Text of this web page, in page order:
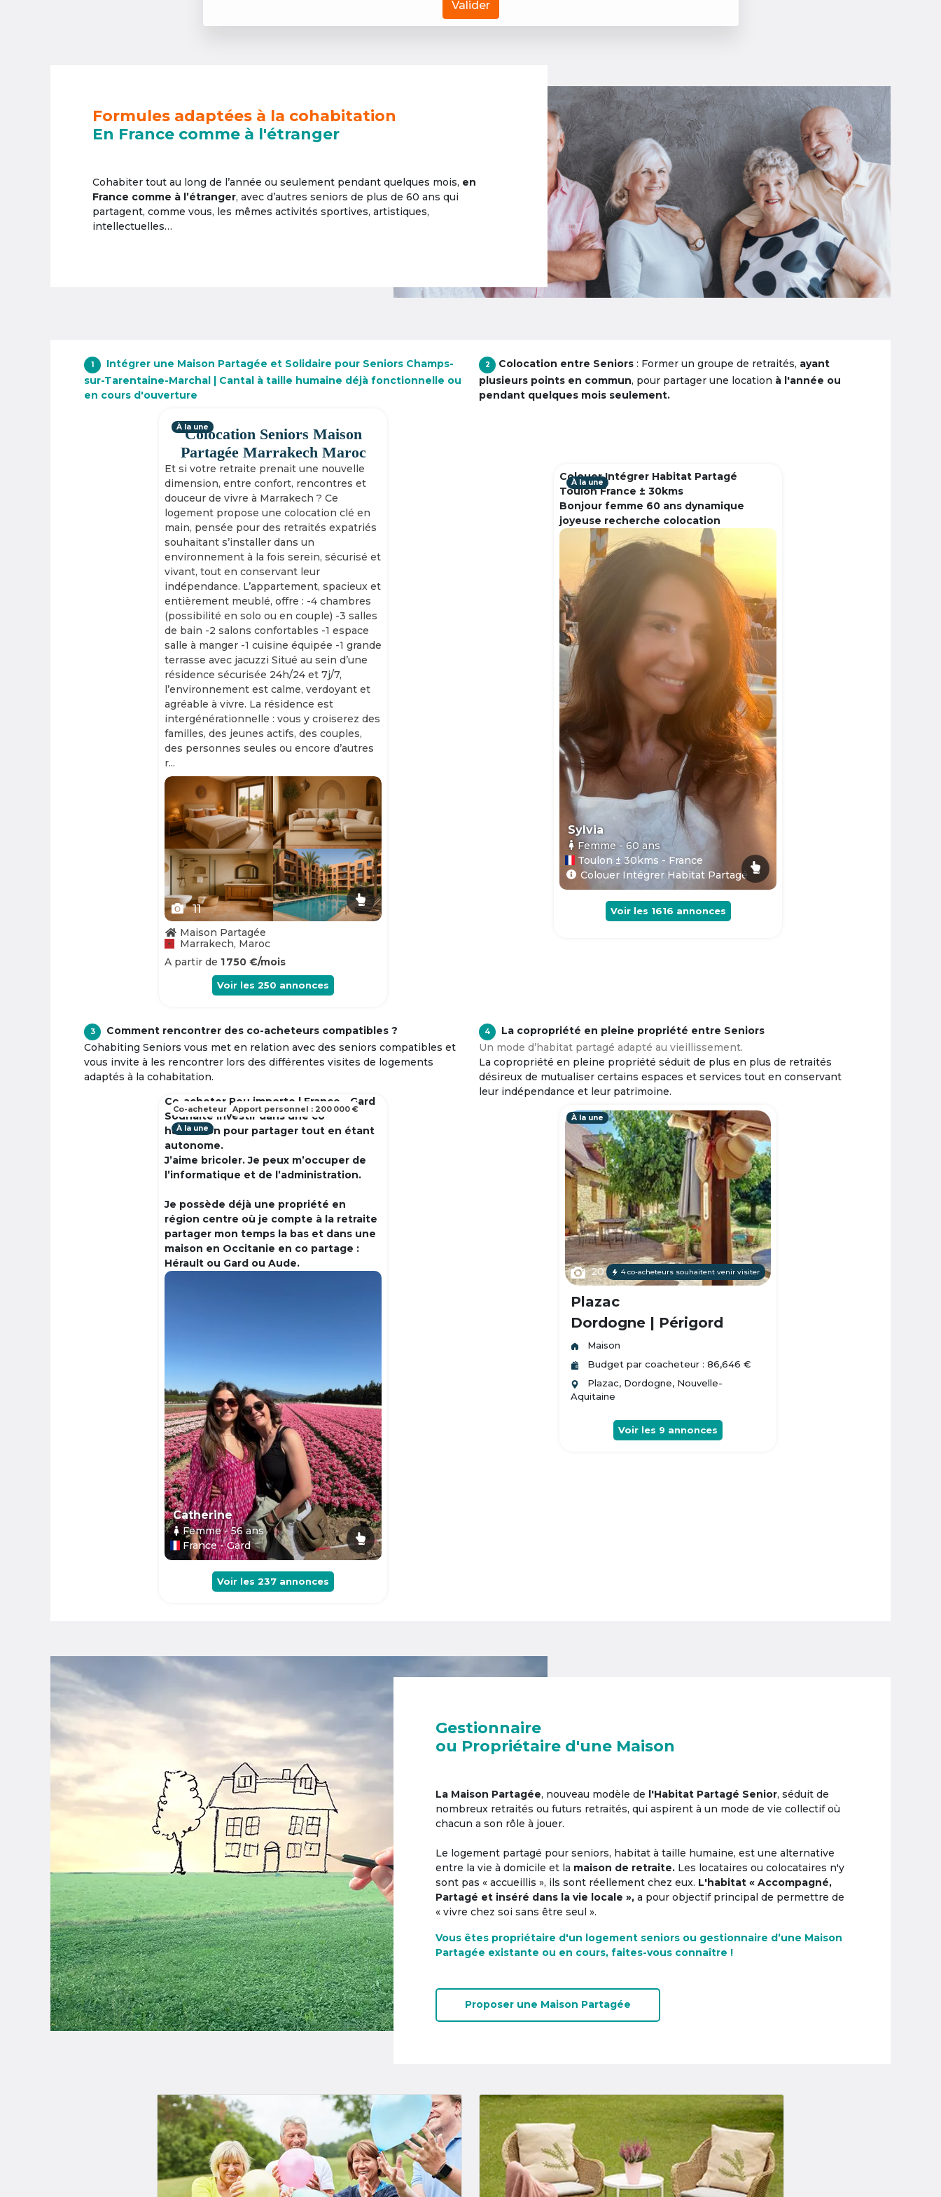
Valider
Formules adaptées à la cohabitation
En France comme à l'étranger
Cohabiter tout au long de l’année ou seulement pendant quelques mois, en
France comme à l’étranger, avec d’autres seniors de plus de 60 ans qui
partagent, comme vous, les mêmes activités sportives, artistiques,
intellectuelles…
1
Intégrer une Maison Partagée et Solidaire pour Seniors Champs-
sur-Tarentaine-Marchal | Cantal à taille humaine déjà fonctionnelle ou
en cours d'ouverture
Colocation Seniors Maison
Partagée Marrakech Maroc
Et si votre retraite prenait une nouvelle
dimension, entre confort, rencontres et
douceur de vivre à Marrakech ? Ce
logement propose une colocation clé en
main, pensée pour des retraités expatriés
souhaitant s’installer dans un
environnement à la fois serein, sécurisé et
vivant, tout en conservant leur
indépendance. L’appartement, spacieux et
entièrement meublé, offre : -4 chambres
(possibilité en solo ou en couple) -3 salles
de bain -2 salons confortables -1 espace
salle à manger -1 cuisine équipée -1 grande
terrasse avec jacuzzi Situé au sein d’une
résidence sécurisée 24h/24 et 7j/7,
l’environnement est calme, verdoyant et
agréable à vivre. La résidence est
intergénérationnelle : vous y croiserez des
familles, des jeunes actifs, des couples,
des personnes seules ou encore d’autres
r...
À la une
Slide 1 of 11
11
Maison Partagée
Marrakech, Maroc
A partir de 1 750 €/mois
Voir les 250 annonces
2 Colocation entre Seniors : Former un groupe de retraités, ayant
plusieurs points en commun, pour partager une location à l'année ou
pendant quelques mois seulement.
Colouer Intégrer Habitat Partagé
Toulon France ± 30kms
Bonjour femme 60 ans dynamique
joyeuse recherche colocation
À la une
Sylvia
Femme - 60ans
Toulon ± 30kms - France
Colouer Intégrer Habitat Partagé
Voir les 1616 annonces
3
Comment rencontrer des co-acheteurs compatibles ?
Cohabiting Seniors vous met en relation avec des seniors compatibles et
vous invite à les rencontrer lors des différentes visites de logements
adaptés à la cohabitation.
Co-acheter Peu importe | France - Gard
Souhaite investir dans une co
habitation pour partager tout en étant
autonome.
J’aime bricoler. Je peux m’occuper de
l’informatique et de l’administration.
Je possède déjà une propriété en
région centre où je compte à la retraite
partager mon temps la bas et dans une
maison en Occitanie en co partage :
Hérault ou Gard ou Aude.
À la une
Catherine
Femme- 56ans
France - Gard
Co-acheteur Apport personnel : 200 000 €
Voir les 237 annonces
4
La copropriété en pleine propriété entre Seniors
Un mode d’habitat partagé adapté au vieillissement.
La copropriété en pleine propriété séduit de plus en plus de retraités
désireux de mutualiser certains espaces et services tout en conservant
leur indépendance et leur patrimoine.
À la une
20 4 co-acheteurs souhaitent venir visiter
Plazac
Dordogne | Périgord
Maison
Budget par coacheteur : 86,646 €
Plazac, Dordogne, Nouvelle-
Aquitaine
Voir les 9 annonces
Gestionnaire
ou Propriétaire d'une Maison
La Maison Partagée, nouveau modèle de l'Habitat Partagé Senior, séduit de
nombreux retraités ou futurs retraités, qui aspirent à un mode de vie collectif où
chacun a son rôle à jouer.
Le logement partagé pour seniors, habitat à taille humaine, est une alternative
entre la vie à domicile et la maison de retraite. Les locataires ou colocataires n'y
sont pas « accueillis », ils sont réellement chez eux. L'habitat « Accompagné,
Partagé et inséré dans la vie locale », a pour objectif principal de permettre de
« vivre chez soi sans être seul ».
Vous êtes propriétaire d'un logement seniors ou gestionnaire d’une Maison
Partagée existante ou en cours, faites-vous connaître !
Proposer une Maison Partagée